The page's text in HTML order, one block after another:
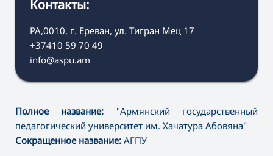
Контакты:
РА,0010, г. Ереван, ул. Тигран Мец 17
+37410 59 70 49
info@aspu.am
Полное название: "Армянский государственный
педагогический университет им. Хачатура Абовяна"
Сокращенное название: АГПУ